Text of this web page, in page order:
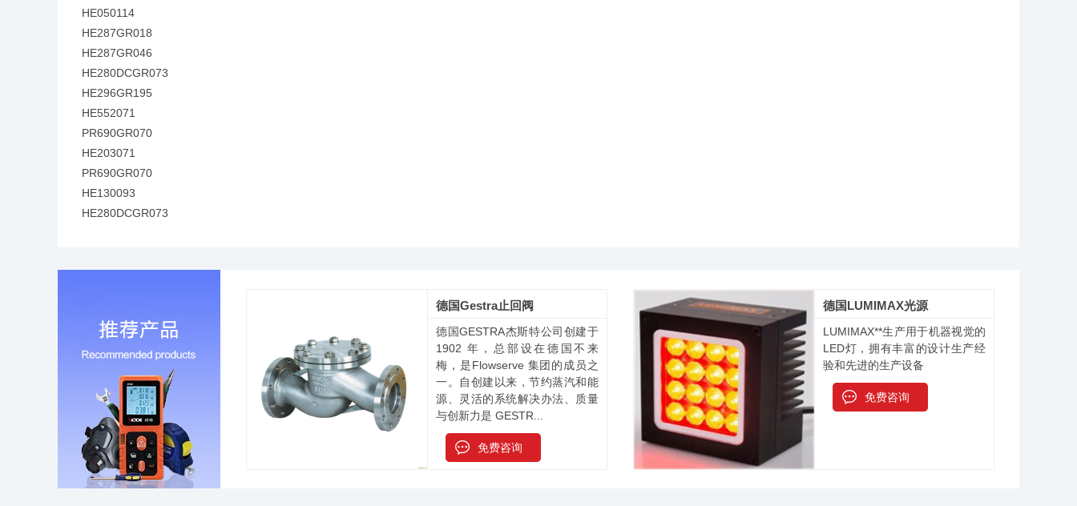
HE050114
HE287GR018
HE287GR046
HE280DCGR073
HE296GR195
HE552071
PR690GR070
HE203071
PR690GR070
HE130093
HE280DCGR073
德国Gestra止回阀
德国GESTRA杰斯特公司创建于
1902 年，总部设在德国不来
梅，是Flowserve 集团的成员之
一。自创建以来，节约蒸汽和能
源、灵活的系统解决办法、质量
与创新力是 GESTR...
免费咨询
德国LUMIMAX光源
LUMIMAX**生产用于机器视觉的
LED灯，拥有丰富的设计生产经
验和先进的生产设备
免费咨询